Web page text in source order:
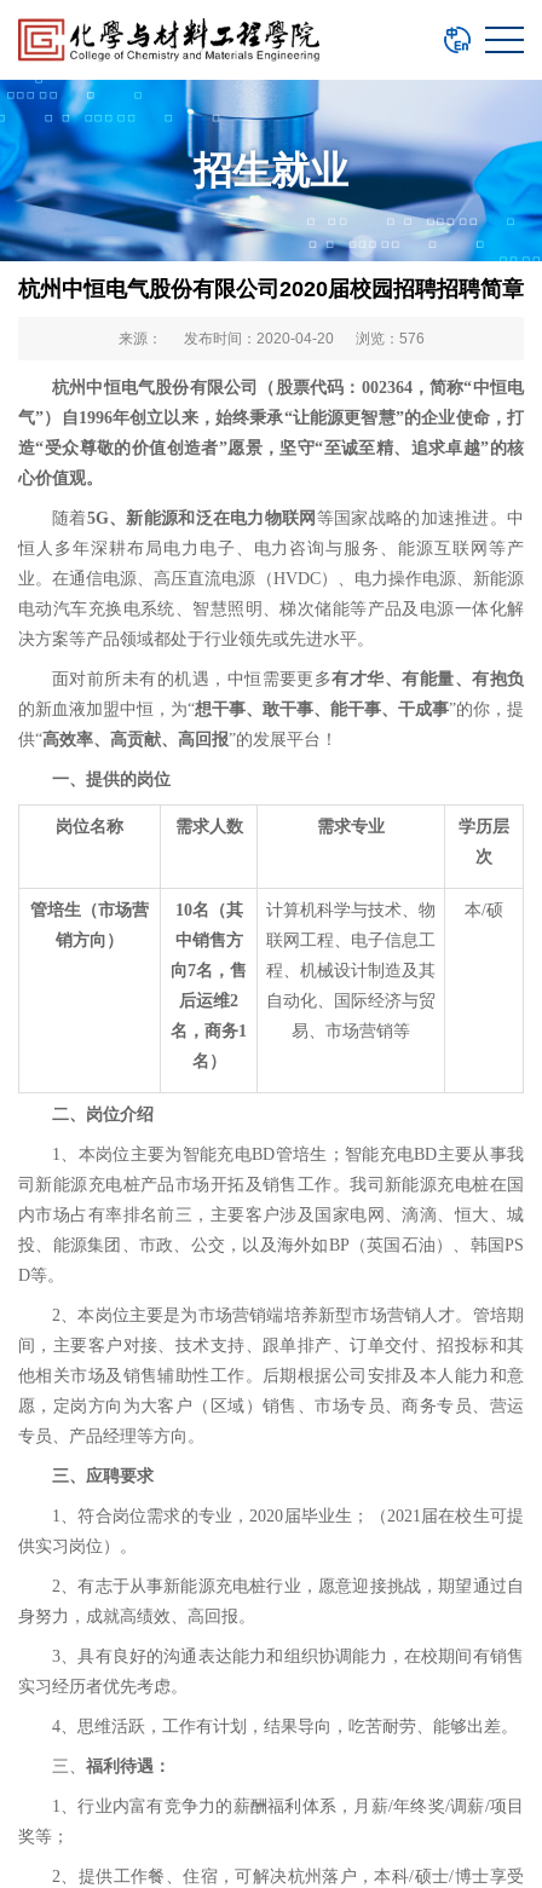
招生就业
杭州中恒电气股份有限公司2020届校园招聘招聘简章
来源： 发布时间：2020-04-20 浏览： 576
杭州中恒电气股份有限公司（股票代码：002364，简称“中恒电
气”）自1996年创立以来，始终秉承“让能源更智慧”的企业使命，打
造“受众尊敬的价值创造者”愿景，坚守“至诚至精、 追求卓越”的核
心价值观。
随着5G、新能源和 泛在电力物联网 等国家战略的加速推进。中
恒人多年深耕布局电力电子、电力咨询与服务、能源互联网等产
业。在通信电源、高压直流电源（HVDC）、电力操作电源、新能源
电动汽车充换电系统、智慧照明、梯次储能等产品及电源一体化解
决方案等产品领域都处于行业领先或先进水平。
面对前所未有的机遇，中恒需要更多有才华、有能量、有抱负
的新血液加盟中恒，为“想干事、敢干事、能干事、干成事”的你，提
供“高效率、高贡献、高回报”的发展平台！
一、 提供的岗位
岗位名称 需求人数 需求专业 学历层
次
管培生（市场营
销方向 ）
10名（其
中销售方
向7名，售
后运维2
名 ，商务1
名）
计算机科学与技术、物
联网工程、电子信息工
程、机械设计制造及其
自动化、国际经济与贸
易、市场营销等
本/硕
二、岗位介绍
1、本岗位主要为智能充电BD管培生；智能充电BD主要从事我
司新能源充电桩产品市场开拓及销售工作。我司新能源充电桩在国
内市场占有率排名前三，主要客户涉及国家电网、滴滴、恒大、城
投、能源集团、市政、公交，以及海外如BP（英国石油）、韩国PS
D等。
2、本岗位主要是为市场营销端培养新型市场营销人才。管培期
间，主要客户对接、技术支持、跟单排产、订单交付、招投标和其
他相关市场及销售辅助性工作。后期根据公司安排及本人能力和意
愿，定岗方向为大客户（区域）销售、市场专员、商务专员、营运
专员、产品经理等方向。
三、应聘要求
1、符合岗位需求的专业，2020届毕业生；（2021届在校生可提
供实习岗位）。
2、有志于从事新能源充电桩行业，愿意迎接挑战，期望通过自
身努力，成就高绩效、高回报。
3、具有良好的沟通表达能力和组织协调能力，在校期间有销售
实习经历者优先考虑。
4、思维活跃，工作有计划，结果导向，吃苦耐劳、能够出差。
三、 福利待遇 ：
1、行业内富有竞争力的薪酬福利体系，月薪/年终奖/调薪/项目
奖等；
2、提供工作餐、住宿，可解决杭州落户，本科/硕士/博士享受